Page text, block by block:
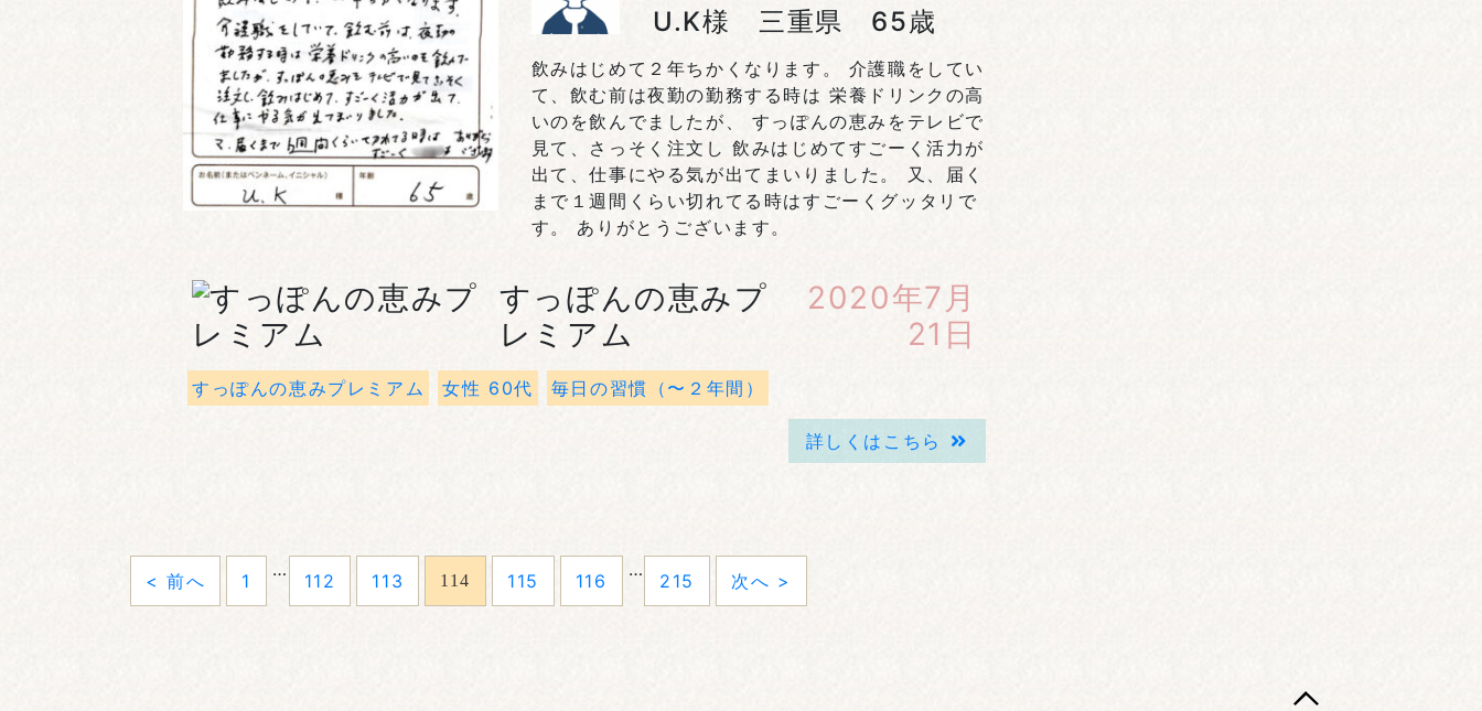
U.K様 三重県 65歳
飲みはじめて２年ちかくなります。 介護職をしてい
て、飲む前は夜勤の勤務する時は 栄養ドリンクの高
いのを飲んでましたが、 すっぽんの恵みをテレビで
見て、さっそく注文し 飲みはじめてすごーく活力が
出て、仕事にやる気が出てまいりました。 又、届く
まで１週間くらい切れてる時はすごーくグッタリで
す。 ありがとうございます。
すっぽんの恵みプ
レミアム
2020年7月
21日
すっぽんの恵みプレミアム 女性 60代 毎日の習慣（〜２年間）
詳しくはこちら
< 前へ 1
…
112 113 114 115 116
…
215 次へ >